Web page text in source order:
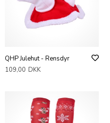
QHP Julehut - Rensdyr
109,00 DKK